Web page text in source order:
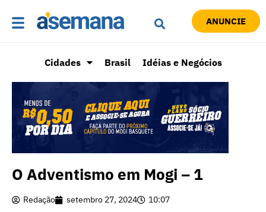
ANUNCIE
Cidades Brasil Idéias e Negócios
O Adventismo em Mogi – 1
Redação setembro 27, 2024 10:07